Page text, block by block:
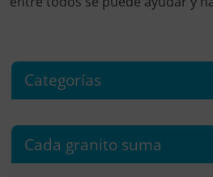
Categorías
Cada granito suma